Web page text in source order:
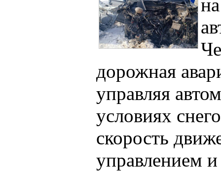
дорожная
управляя
условиях
скорость
управлением